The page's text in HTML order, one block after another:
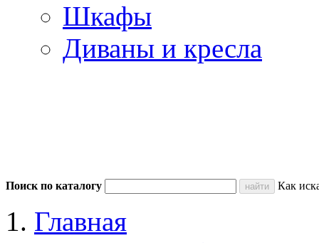
Шкафы
Диваны и кресла
Поиск по каталогу Как
Главная